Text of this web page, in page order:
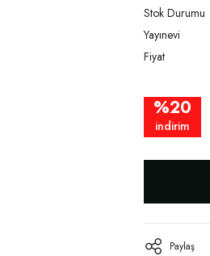
Stok Durumu
Yayınevi
Fiyat
%20
indirim
Paylaş